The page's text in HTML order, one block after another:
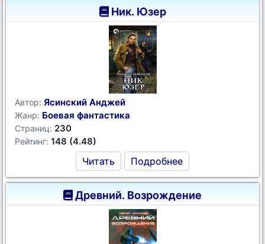
Ник. Юзер
Автор: Ясинский Анджей
Жанр: Боевая фантастика
Страниц: 230
Рейтинг: 148 (4.48)
Читать Подробнее
Древний. Возрождение